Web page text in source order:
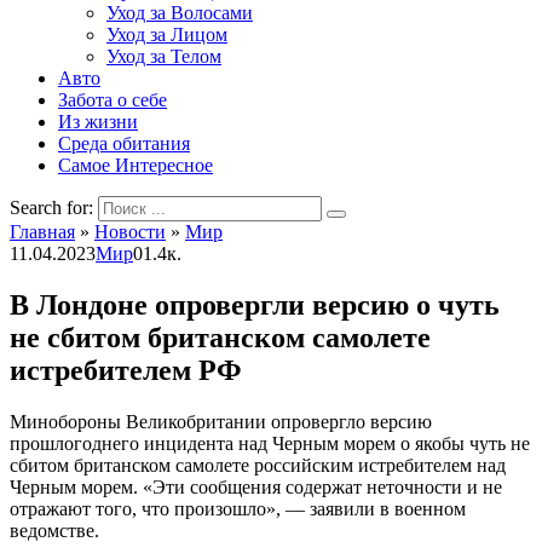
Уход за Волосами
Уход за Лицом
Уход за Телом
Авто
Забота о себе
Из жизни
Среда обитания
Самое Интересное
Search for:
Главная » Новости » Мир
11.04.2023Мир01.4к.
В Лондоне опровергли версию о чуть
не сбитом британском самолете
истребителем РФ
Минобороны Великобритании опровергло версию
прошлогоднего инцидента над Черным морем о якобы чуть не
сбитом британском самолете российским истребителем над
Черным морем. «Эти сообщения содержат неточности и не
отражают того, что произошло», — заявили в военном
ведомстве.